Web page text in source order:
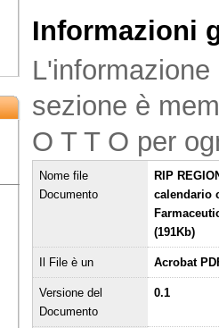
Informazioni
sezione è
O T T O per
Nome file
Documento
RIP
calendario
(191Kb)
Il File è un Acrobat
Versione del
Documento
0.1